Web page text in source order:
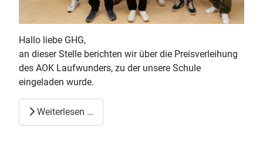
Hallo liebe GHG,
an dieser Stelle berichten wir über die Preisverleihung
des AOK Laufwunders, zu der unsere Schule
eingeladen wurde.
Weiterlesen …